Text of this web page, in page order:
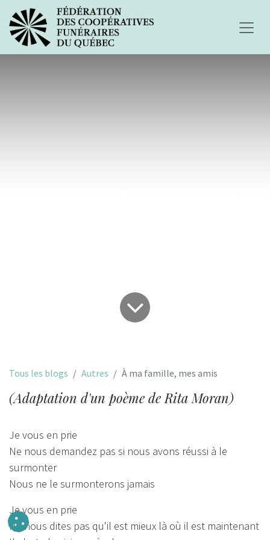
Tous les blogs Autres À ma famille, mes amis
(Adaptation d'un poème de Rita Moran)
Je vous en prie
Ne nous demandez pas si nous avons réussi à le
surmonter
Nous ne le surmonterons jamais
Je vous en prie
Ne nous dites pas qu'il est mieux là où il est maintenant